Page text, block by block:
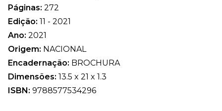
Páginas: 272
Edição: 11 - 2021
Ano: 2021
Origem: NACIONAL
Encadernação: BROCHURA
Dimensões: 13.5 x 21 x 1.3
ISBN: 9788577534296